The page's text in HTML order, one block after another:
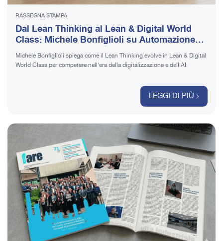
RASSEGNA STAMPA
Dal Lean Thinking al Lean & Digital World
Class: Michele Bonfiglioli su Automazione
News
Michele Bonfiglioli spiega come il Lean Thinking evolve in Lean & Digital
World Class per competere nell'era della digitalizzazione e dell'AI.
LEGGI DI PIÙ